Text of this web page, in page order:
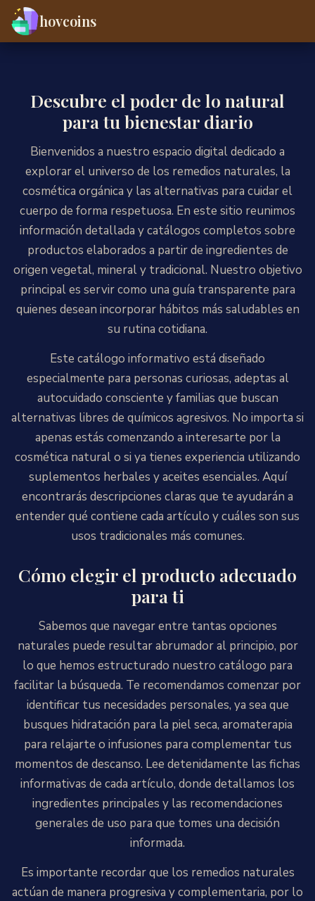
hovcoins
Descubre el poder de lo natural
para tu bienestar diario
Bienvenidos a nuestro espacio digital dedicado a
explorar el universo de los remedios naturales, la
cosmética orgánica y las alternativas para cuidar el
cuerpo de forma respetuosa. En este sitio reunimos
información detallada y catálogos completos sobre
productos elaborados a partir de ingredientes de
origen vegetal, mineral y tradicional. Nuestro objetivo
principal es servir como una guía transparente para
quienes desean incorporar hábitos más saludables en
su rutina cotidiana.
Este catálogo informativo está diseñado
especialmente para personas curiosas, adeptas al
autocuidado consciente y familias que buscan
alternativas libres de químicos agresivos. No importa si
apenas estás comenzando a interesarte por la
cosmética natural o si ya tienes experiencia utilizando
suplementos herbales y aceites esenciales. Aquí
encontrarás descripciones claras que te ayudarán a
entender qué contiene cada artículo y cuáles son sus
usos tradicionales más comunes.
Cómo elegir el producto adecuado
para ti
Sabemos que navegar entre tantas opciones
naturales puede resultar abrumador al principio, por
lo que hemos estructurado nuestro catálogo para
facilitar la búsqueda. Te recomendamos comenzar por
identificar tus necesidades personales, ya sea que
busques hidratación para la piel seca, aromaterapia
para relajarte o infusiones para complementar tus
momentos de descanso. Lee detenidamente las fichas
informativas de cada artículo, donde detallamos los
ingredientes principales y las recomendaciones
generales de uso para que tomes una decisión
informada.
Es importante recordar que los remedios naturales
actúan de manera progresiva y complementaria, por lo